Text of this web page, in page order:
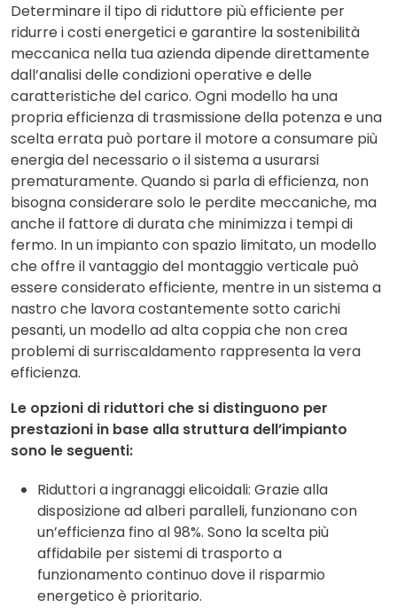
Determinare il tipo di riduttore più efficiente per
ridurre i costi energetici e garantire la sostenibilità
meccanica nella tua azienda dipende direttamente
dall’analisi delle condizioni operative e delle
caratteristiche del carico. Ogni modello ha una
propria efficienza di trasmissione della potenza e una
scelta errata può portare il motore a consumare più
energia del necessario o il sistema a usurarsi
prematuramente. Quando si parla di efficienza, non
bisogna considerare solo le perdite meccaniche, ma
anche il fattore di durata che minimizza i tempi di
fermo. In un impianto con spazio limitato, un modello
che offre il vantaggio del montaggio verticale può
essere considerato efficiente, mentre in un sistema a
nastro che lavora costantemente sotto carichi
pesanti, un modello ad alta coppia che non crea
problemi di surriscaldamento rappresenta la vera
efficienza.
Le opzioni di riduttori che si distinguono per
prestazioni in base alla struttura dell’impianto
sono le seguenti:
Riduttori a ingranaggi elicoidali: Grazie alla
disposizione ad alberi paralleli, funzionano con
un’efficienza fino al 98%. Sono la scelta più
affidabile per sistemi di trasporto a
funzionamento continuo dove il risparmio
energetico è prioritario.